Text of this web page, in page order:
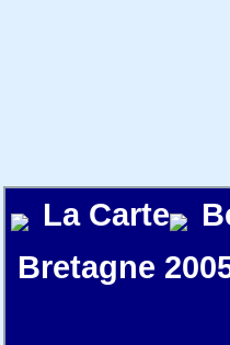
La Carte
Bretagne